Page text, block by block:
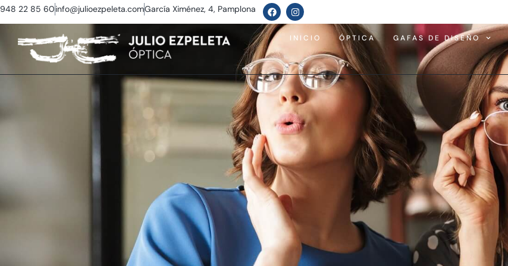
948 22 85 60info@julioezpeleta.comGarcía Ximénez, 4, Pamplona
INICIO ÓPTICA GAFAS DE DISEÑO